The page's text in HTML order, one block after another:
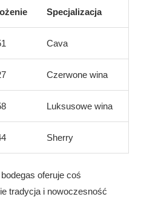
Specjalizacja
Cava
Czerwone wina
Luksusowe wina
Sherry
oferuje coś
tradycja i nowoczesność